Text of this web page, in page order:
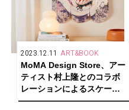
2023.12.11 ART&BOOK
MoMA Design Store、アー
ティスト村上隆とのコラボ
レーションによるスケート
ボードを限定発売